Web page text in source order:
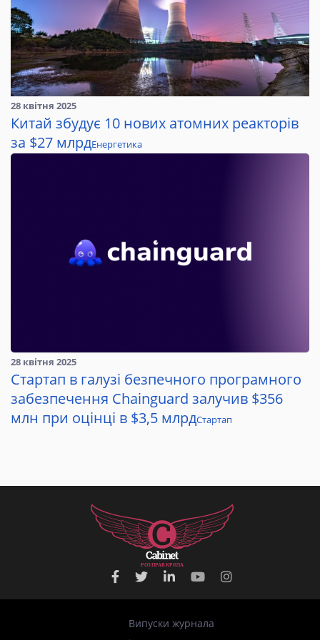
28 квітня 2025
Китай збудує 10 нових атомних реакторів
за $27 млрдЕнергетика
28 квітня 2025
Стартап в галузі безпечного програмного
забезпечення Chainguard залучив $356
млн при оцінці в $3,5 млрдСтартап
РОЗПРАВКРИЛА
Випуски журнала